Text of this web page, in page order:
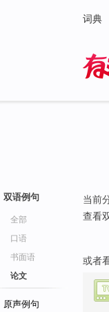
词典
双语例句
全部
口语
书面语
论文
原声例句
当前
查看
或者